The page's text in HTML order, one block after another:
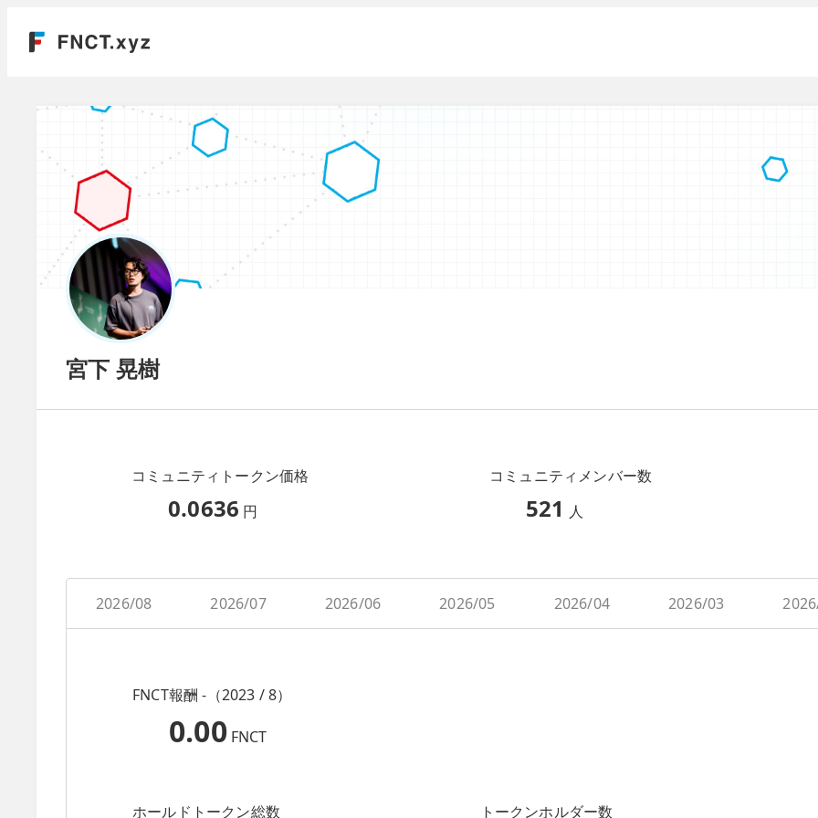
宮下 晃樹
コミュニティトークン価格
0.0636 円
コミュニティメンバー数
521 人
2026/08 2026/07 2026/06 2026/05 2026/04 2026/03
FNCT報酬 -（2023 / 8）
0.00 FNCT
ホールドトークン総数 トークンホルダー数